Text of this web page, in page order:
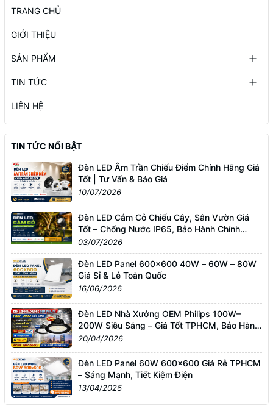
TRANG CHỦ
GIỚI THIỆU
SẢN PHẨM
TIN TỨC
LIÊN HỆ
TIN TỨC NỔI BẬT
Đèn LED Âm Trần Chiếu Điểm Chính Hãng Giá
Tốt | Tư Vấn & Báo Giá
10/07/2026
Đèn LED Cắm Cỏ Chiếu Cây, Sân Vườn Giá
Tốt – Chống Nước IP65, Bảo Hành Chính
Hãng
03/07/2026
Đèn LED Panel 600x600 40W – 60W – 80W
Giá Sỉ & Lẻ Toàn Quốc
16/06/2026
Đèn LED Nhà Xưởng OEM Philips 100W–
200W Siêu Sáng – Giá Tốt TPHCM, Bảo Hành
3 Năm
20/04/2026
Đèn LED Panel 60W 600x600 Giá Rẻ TPHCM
– Sáng Mạnh, Tiết Kiệm Điện
13/04/2026